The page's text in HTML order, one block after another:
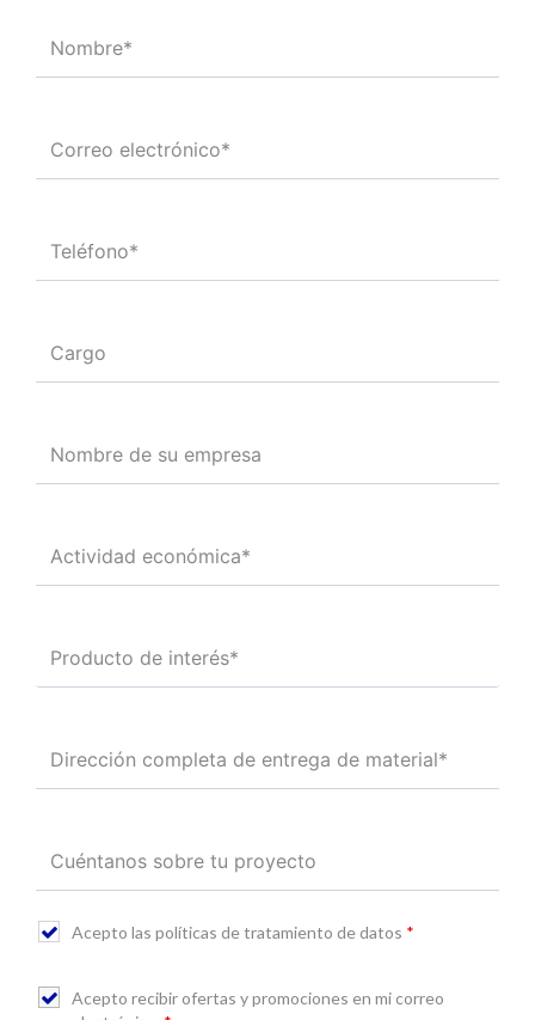
Acepto las políticas de tratamiento de datos *
Acepto recibir ofertas y promociones en mi correo